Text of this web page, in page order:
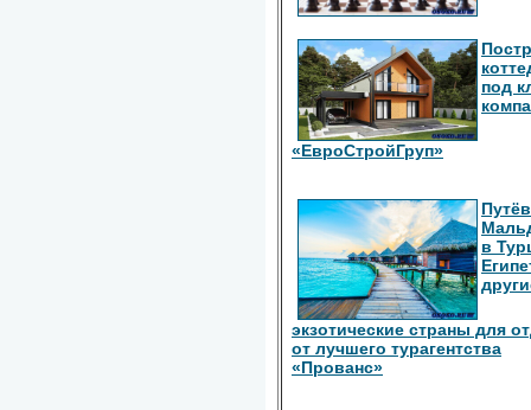
под
«ЕвроСтройГруп»
в
экзотические страны для
от лучшего турагентства
«Прованс»